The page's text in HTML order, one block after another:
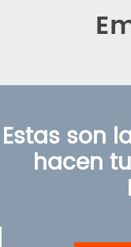
Estas son
hacen